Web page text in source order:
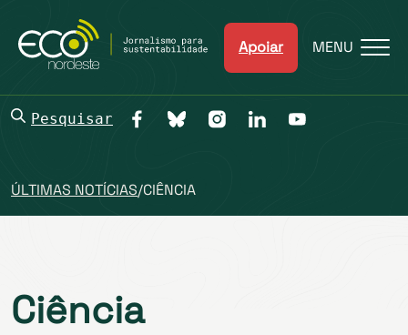
Apoiar MENU
Pesquisar
ÚLTIMAS NOTÍCIAS/CIÊNCIA
Ciência